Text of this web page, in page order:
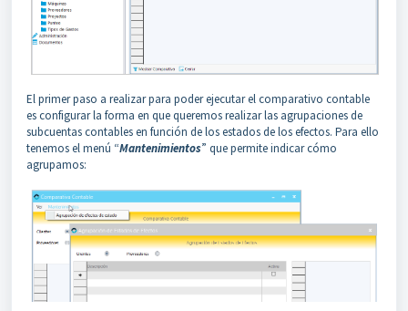
El primer paso a realizar para poder ejecutar el comparativo contable
es configurar la forma en que queremos realizar las agrupaciones de
subcuentas contables en función de los estados de los efectos. Para ello
tenemos el menú “Mantenimientos” que permite indicar cómo
agrupamos: